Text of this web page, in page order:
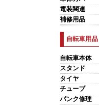
電装関連
補修用品
自転車用品
自転車本体
スタンド
タイヤ
チューブ
パンク修理